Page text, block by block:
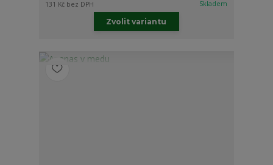
131 Kč bez DPH Skladem
Zvolit variantu